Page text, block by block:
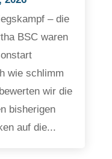
– die
BSC waren
wie schlimm
wir die
bisherigen
auf die...